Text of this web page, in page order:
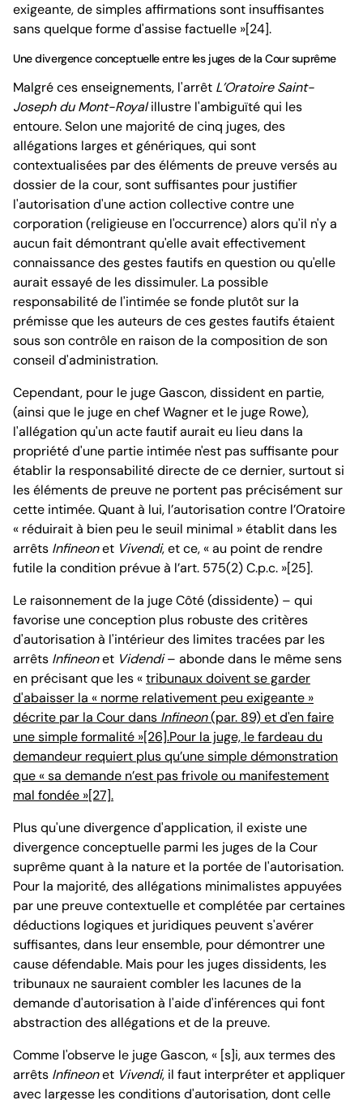
exigeante, de simples affirmations sont insuffisantes
sans quelque forme d'assise factuelle »[24].
Une divergence conceptuelle entre les juges de la Cour suprême
Malgré ces enseignements, l'arrêt L’Oratoire Saint-
Joseph du Mont-Royalillustre l'ambiguïté qui les
entoure. Selon une majorité de cinq juges, des
allégations larges et génériques, qui sont
contextualisées par des éléments de preuve versés au
dossier de la cour, sont suffisantes pour justifier
l'autorisation d'une action collective contre une
corporation (religieuse en l'occurrence) alors qu'il n'y a
aucun fait démontrant qu'elle avait effectivement
connaissance des gestes fautifs en question ou qu'elle
aurait essayé de les dissimuler. La possible
responsabilité de l'intimée se fonde plutôt sur la
prémisse que les auteurs de ces gestes fautifs étaient
sous son contrôle en raison de la composition de son
conseil d'administration.
Cependant, pour le juge Gascon, dissident en partie,
(ainsi que le juge en chef Wagner et le juge Rowe),
l'allégation qu'un acte fautif aurait eu lieu dans la
propriété d'une partie intimée n'est pas suffisante pour
établir la responsabilité directe de ce dernier, surtout si
les éléments de preuve ne portent pas précisément sur
cette intimée. Quant à lui, l’autorisation contre l’Oratoire
« réduirait à bien peu le seuil minimal » établit dans les
arrêts Infineonet Vivendi, et ce, « au point de rendre
futile la condition prévue à l’art. 575(2) C.p.c. »[25].
Le raisonnement de la juge Côté (dissidente) – qui
favorise une conception plus robuste des critères
d'autorisation à l'intérieur des limites tracées par les
arrêts Infineonet Videndi– abonde dans le même sens
en précisant que les «tribunaux doivent se garder
d'abaisser la « norme relativement peu exigeante »
décrite par la Cour dans Infineon(par. 89) et d'en faire
une simple formalité »[26].Pour la juge, le fardeau du
demandeur requiert plus qu’une simple démonstration
que « sa demande n’est pas frivole ou manifestement
mal fondée »[27].
Plus qu'une divergence d'application, il existe une
divergence conceptuelle parmi les juges de la Cour
suprême quant à la nature et la portée de l'autorisation.
Pour la majorité, des allégations minimalistes appuyées
par une preuve contextuelle et complétée par certaines
déductions logiques et juridiques peuvent s'avérer
suffisantes, dans leur ensemble, pour démontrer une
cause défendable. Mais pour les juges dissidents, les
tribunaux ne sauraient combler les lacunes de la
demande d'autorisation à l'aide d'inférences qui font
abstraction des allégations et de la preuve.
Comme l'observe le juge Gascon, « [s]i, aux termes des
arrêts Infineonet Vivendi, il faut interpréter et appliquer
avec largesse les conditions d'autorisation, dont celle